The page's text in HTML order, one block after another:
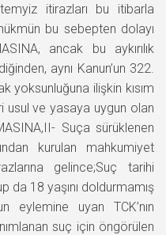
itirazları bu itibarla
bu sebepten dolayı
ancak bu aykırılık
aynı Kanun’un 322.
yoksunluğuna ilişkin kısım
usul ve yasaya uygun olan
Suça sürüklenen
kurulan mahkumiyet
gelince;Suç tarihi
da 18 yaşını doldurmamış
eylemine uyan TCK’nın
suç için öngörülen